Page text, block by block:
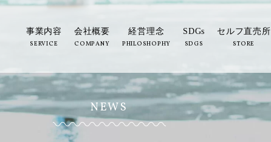
事業内容
SERVICE
会社概要
COMPANY
経営理念
PHILOSHOPHY
SDGs
SDGS
セルフ直売所
STORE
NEWS